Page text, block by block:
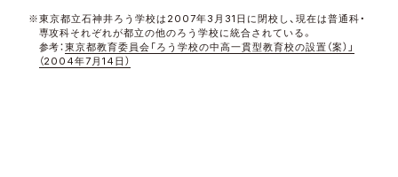
※東京都立石神井ろう学校は2007年3月31日に閉校し、現在は普通科・
専攻科それぞれが都立の他のろう学校に統合されている。
参考：東京都教育委員会「ろう学校の中高一貫型教育校の設置（案）」
（2004年7月14日）